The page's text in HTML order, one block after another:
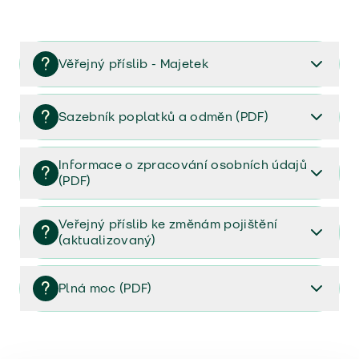
Věřejný příslib - Majetek
Věřejný příslib majetek 2023
Sazebník poplatků a odměn (PDF)
Sazebník poplatků a odměn (PDF)
Informace o zpracování osobních údajů
(PDF)
Informace o zpracování osobních údajů (PDF)
Veřejný příslib ke změnám pojištění
(aktualizovaný)
Veřejný příslib ke změnám pojištění (aktualizovaný)
Plná moc (PDF)